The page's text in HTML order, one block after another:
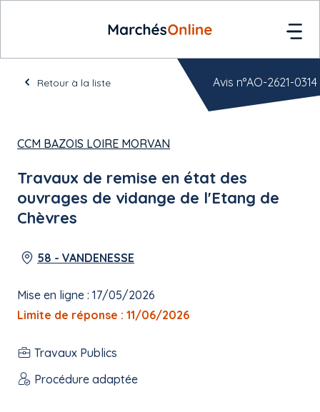
Retour à la liste
CCM BAZOIS LOIRE MORVAN
Travaux de remise en état des
ouvrages de vidange de l'Etang de
Chèvres
58 - VANDENESSE
Mise en ligne : 17/05/2026
Limite de réponse : 11/06/2026
Travaux Publics
Procédure adaptée
Avis n°AO-2621-0314